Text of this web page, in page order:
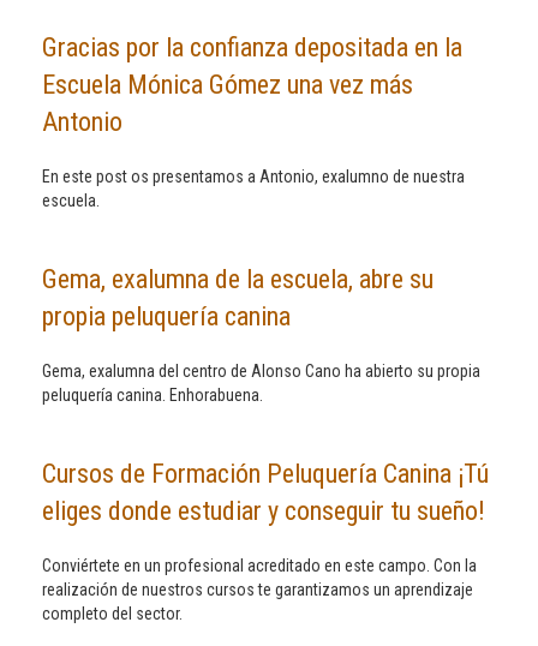
Gracias por la confianza depositada en la
Escuela Mónica Gómez una vez más
Antonio
En este post os presentamos a Antonio, exalumno de nuestra
escuela.
Gema, exalumna de la escuela, abre su
propia peluquería canina
Gema, exalumna del centro de Alonso Cano ha abierto su propia
peluquería canina. Enhorabuena.
Cursos de Formación Peluquería Canina ¡Tú
eliges donde estudiar y conseguir tu sueño!
Conviértete en un profesional acreditado en este campo. Con la
realización de nuestros cursos te garantizamos un aprendizaje
completo del sector.